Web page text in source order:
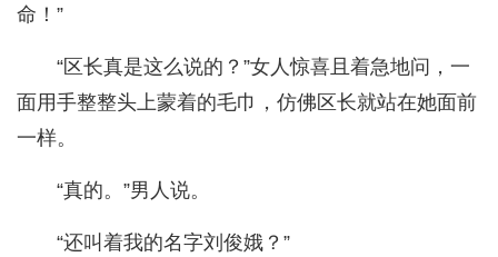
命！”
“区长真是这么说的？”女人惊喜且着急地问，一
面用手整整头上蒙着的毛巾，仿佛区长就站在她面前
一样。
“真的。”男人说。
“还叫着我的名字刘俊娥？”